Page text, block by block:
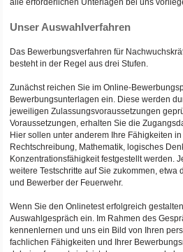
alle erforderlichen Unterlagen bei uns
Unser Auswahlverfahren
Das Bewerbungsverfahren für
besteht in der Regel aus drei Stufen.
Zunächst reichen Sie im Online-
Bewerbungsunterlagen ein. Diese werden
jeweiligen Zulassungsvoraussetzungen
Voraussetzungen, erhalten Sie die
Hier sollen unter anderem Ihre Fähigkeiten
Rechtschreibung, Mathematik, logisches
Konzentrationsfähigkeit festgestellt werden.
weitere Testschritte auf Sie zukommen, etwa
und Bewerber der Feuerwehr.
Wenn Sie den Onlinetest erfolgreich
Auswahlgespräch ein. Im Rahmen des
kennenlernen und uns ein Bild von Ihren
fachlichen Fähigkeiten und Ihrer